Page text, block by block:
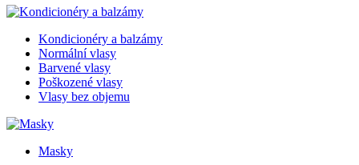
Kondicionéry a balzámy
Normální vlasy
Barvené vlasy
Poškozené vlasy
Vlasy bez objemu
Masky